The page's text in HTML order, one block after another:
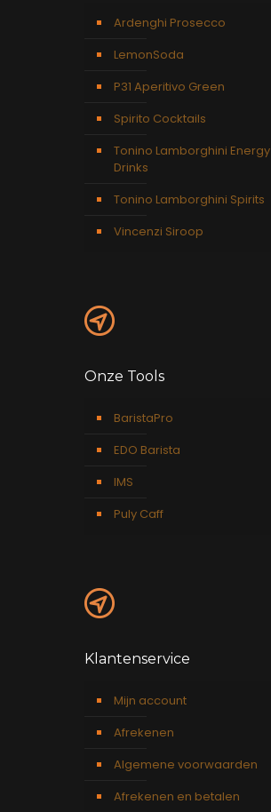
Ardenghi Prosecco
LemonSoda
P31 Aperitivo Green
Spirito Cocktails
Tonino Lamborghini Energy
Drinks
Tonino Lamborghini Spirits
Vincenzi Siroop
Onze Tools
BaristaPro
EDO Barista
IMS
Puly Caff
Klantenservice
Mijn account
Afrekenen
Algemene voorwaarden
Afrekenen en betalen